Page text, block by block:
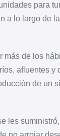
para
a lo largo de
más de los
afluentes y
de un
les